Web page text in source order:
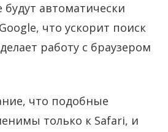
будут автоматически
что ускорит поиск
работу с браузером
что подобные
только к Safari, и